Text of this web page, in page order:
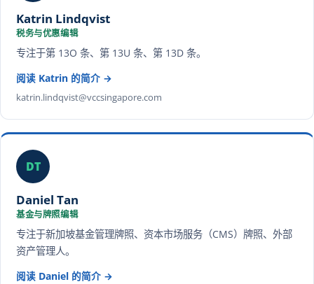
Katrin Lindqvist
税务与优惠编辑
专注于第 13O 条、第 13U 条、第 13D 条。
阅读 Katrin 的简介 →
katrin.lindqvist@vccsingapore.com
DT
Daniel Tan
基金与牌照编辑
专注于新加坡基金管理牌照、资本市场服务（CMS）牌照、外部
资产管理人。
阅读 Daniel 的简介 →